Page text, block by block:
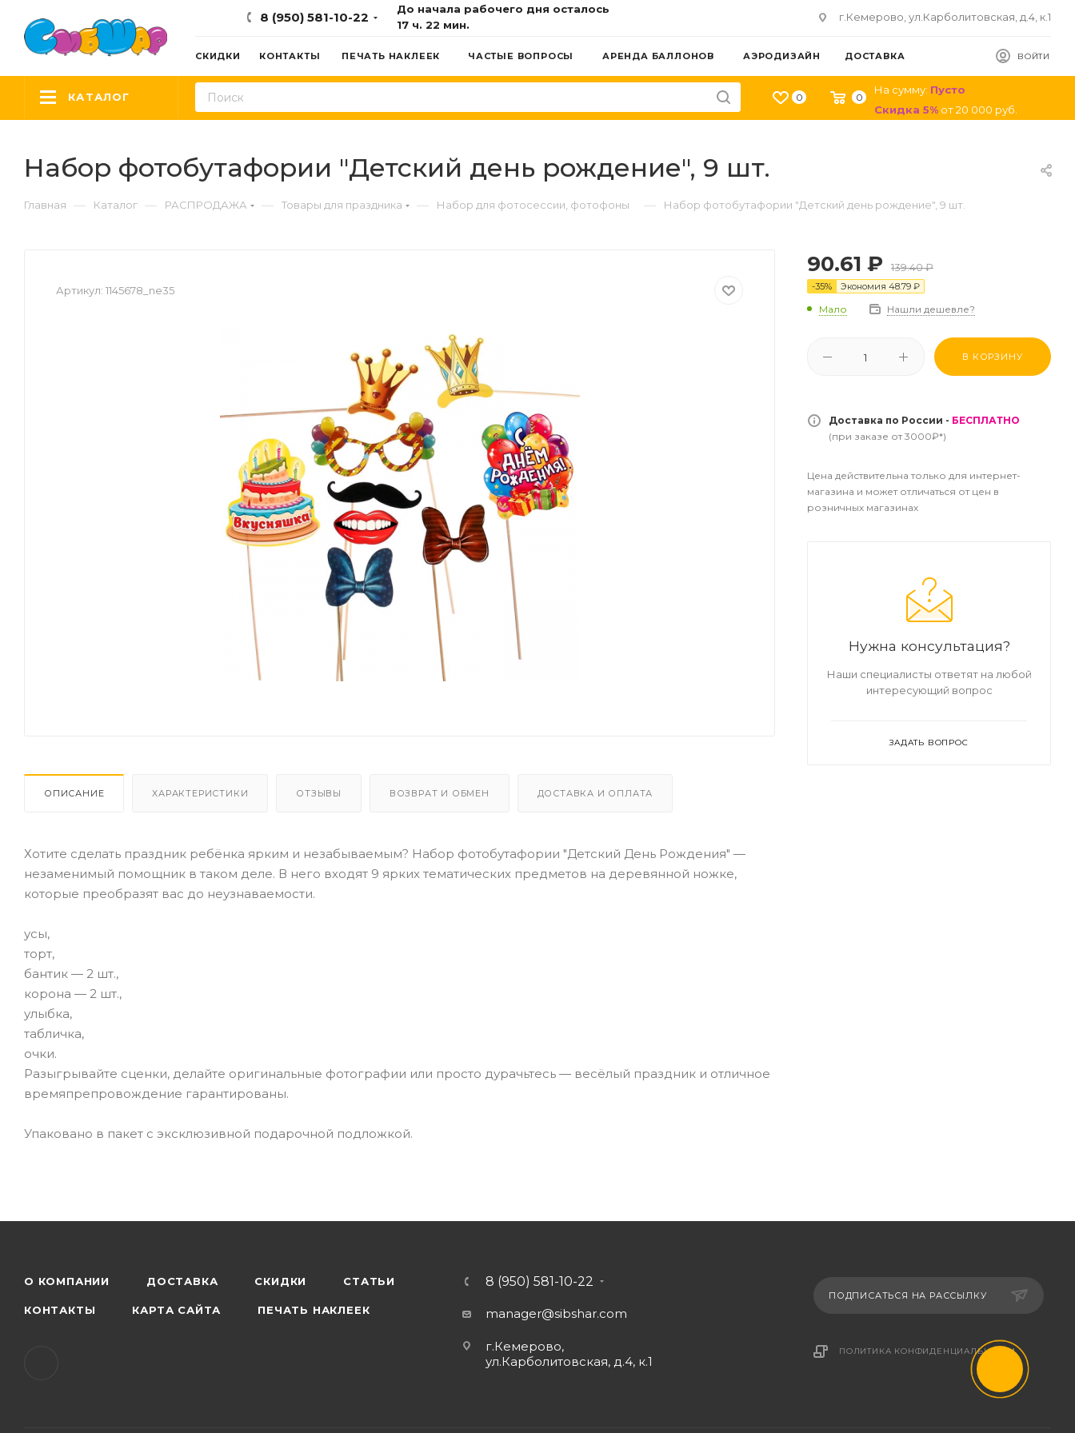
8 (950) 581-10-22
До начала рабочего дня осталось
17 ч. 22 мин.
г.Кемерово, ул.Карболитовская, д.4, к.1
ВОЙТИ
СКИДКИ КОНТАКТЫ ПЕЧАТЬ НАКЛЕЕК ЧАСТЫЕ ВОПРОСЫ АРЕНДА БАЛЛОНОВ АЭРОДИЗАЙН ДОСТАВКА
0 0
На сумму: Пусто
Скидка 5% от20 000 руб.
КАТАЛОГ
Набор фотобутафории "Детский день рождение", 9 шт.
Главная — Каталог — РАСПРОДАЖА — Товары для праздника — Набор для фотосессии, фотофоны — Набор фотобутафории "Детский день рождение", 9 шт.
Артикул: 1145678_ne35
ОПИСАНИЕ ХАРАКТЕРИСТИКИ ОТЗЫВЫ ВОЗВРАТ И ОБМЕН ДОСТАВКА И ОПЛАТА
Хотите сделать праздник ребёнка ярким и незабываемым? Набор фотобутафории "Детский День Рождения" —
незаменимый помощник в таком деле. В него входят 9 ярких тематических предметов на деревянной ножке,
которые преобразят вас до неузнаваемости.
усы,
торт,
бантик — 2 шт.,
корона — 2 шт.,
улыбка,
табличка,
очки.
Разыгрывайте сценки, делайте оригинальные фотографии или просто дурачьтесь — весёлый праздник и отличное
времяпрепровождение гарантированы.
Упаковано в пакет с эксклюзивной подарочной подложкой.
90.61 ₽ 139.40₽
-35% Экономия 48.79 ₽
Мало Нашли дешевле?
В КОРЗИНУ
Доставка по России - БЕСПЛАТНО
(при заказе от 3000₽*)
Цена действительна только для интернет-
магазина и может отличаться от цен в
розничных магазинах
Нужна консультация?
Наши специалисты ответят на любой
интересующий вопрос
ЗАДАТЬ ВОПРОС
О КОМПАНИИ ДОСТАВКА СКИДКИ СТАТЬИ
КОНТАКТЫ КАРТА САЙТА ПЕЧАТЬ НАКЛЕЕК
8 (950) 581-10-22
manager@sibshar.com
г.Кемерово,
ул.Карболитовская, д.4, к.1
ПОДПИСАТЬСЯ НА РАССЫЛКУ
ПОЛИТИКА КОНФИДЕНЦИАЛЬНОСТИ